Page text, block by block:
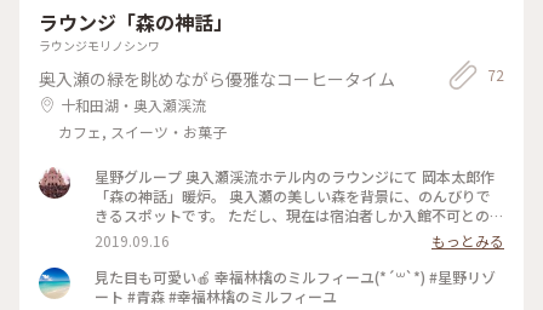
遺跡で、配石遺構や建物の柱跡、土器や石器も多数出土してい
る場所なのだそうです。 バスの運転手さんがゆっくりと通過し
てくださり、思いがけず世界遺産を見ることができました。
スポットは十和田湖です。 #私のことりっぷ旅 #秋さんぽ #青
森県 #秋田県 #十和田湖 #県境は #小さな川でした
ラウンジ「森の神話」
ラウンジモリノシンワ
奥入瀬の緑を眺めながら優雅なコーヒータイム
十和田湖・奥入瀬渓流
カフェ, スイーツ・お菓子
72
星野グループ 奥入瀬渓流ホテル内のラウンジにて 岡本太郎作
「森の神話」暖炉。 奥入瀬の美しい森を背景に、のんびりで
きるスポットです。 ただし、現在は宿泊者しか入館不可とのこ
と。 #青森 #奥入瀬 #星野グループ #ホテルのラウンジ #夜はバ
ー
2019.09.16
もっとみる
見た目も可愛い🍎 幸福林檎のミルフィーユ(*´꒳`*) #星野リゾ
ート #青森 #幸福林檎のミルフィーユ